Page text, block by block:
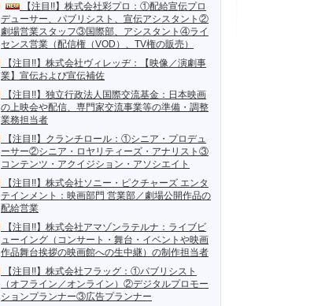
【注目!!】株式会社彩プロ：①配給宣伝プロ
デューサー、パブリシスト、宣伝アシスタント②
劇場営業スタッフ③国際部、アシスタント④ライ
センス営業（配信権（VOD）、TV権の販売）
【注目!!】株式会社ヴィレッヂ：【映像／演劇事
業】宣伝および宣伝補佐
【注目!!】独立行政法人国際交流基金：日本映画
の上映会や配信、専門家交流事業等の準備・調整
業務担当者
【注目!!】クランチロール：①シニア・プロデュ
ーサー②シニア・ロヤリティーズ・アナリスト③
コンテンツ・アクイジション・アソシエイト
【注目!!】株式会社ソニー・ピクチャーズ エンタ
テインメント：映画部門 営業部／劇場公開作品の
配給営業
【注目!!】株式会社アマゾンラテルナ：ライブビ
ューイング（コンサート・舞台・イベントや映画
作品舞台挨拶の映画館への生中継）の制作担当者
【注目!!】株式会社フラッグ：①パブリシスト
（オフライン／オンライン）②デジタルプロモー
ションプランナー③広告プランナー